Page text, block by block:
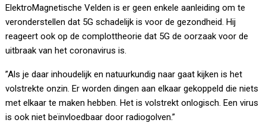
ElektroMagnetische Velden is er geen enkele aanleiding om te
veronderstellen dat 5G schadelijk is voor de gezondheid. Hij
reageert ook op de complottheorie dat 5G de oorzaak voor de
uitbraak van het coronavirus is.
”Als je daar inhoudelijk en natuurkundig naar gaat kijken is het
volstrekte onzin. Er worden dingen aan elkaar gekoppeld die niets
met elkaar te maken hebben. Het is volstrekt onlogisch. Een virus
is ook niet beïnvloedbaar door radiogolven.”